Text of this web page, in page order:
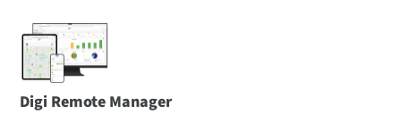
Digi Remote Manager